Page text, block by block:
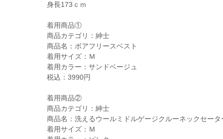
身長173ｃｍ
着用商品①
商品カテゴリ：紳士
商品名：ボアフリースベスト
着用サイズ：Ｍ
着用カラー：サンドベージュ
税込：3990円
着用商品②
商品カテゴリ：紳士
商品名：洗えるウールミドルゲージクルーネックセータ
着用サイズ：Ｍ